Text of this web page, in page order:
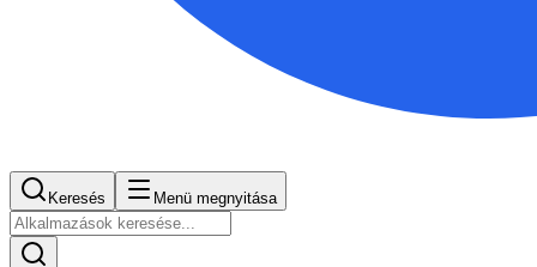
Keresés Menü megnyitása